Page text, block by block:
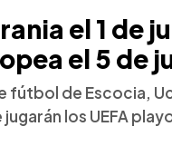
el 1 de
el 5 de
fútbol de Escocia,
los UEFA